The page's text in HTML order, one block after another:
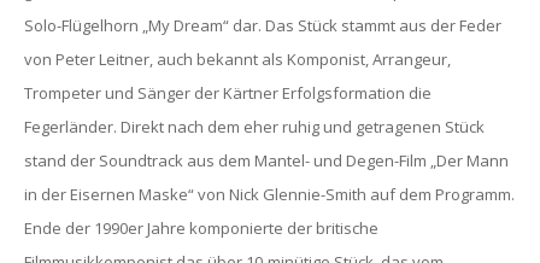
Solo-Flügelhorn „My Dream“ dar. Das Stück stammt aus der Feder
von Peter Leitner, auch bekannt als Komponist, Arrangeur,
Trompeter und Sänger der Kärtner Erfolgsformation die
Fegerländer. Direkt nach dem eher ruhig und getragenen Stück
stand der Soundtrack aus dem Mantel- und Degen-Film „Der Mann
in der Eisernen Maske“ von Nick Glennie-Smith auf dem Programm.
Ende der 1990er Jahre komponierte der britische